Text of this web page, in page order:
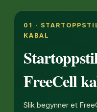
01 ·
KABAL
FreeCell
Slik begynner et